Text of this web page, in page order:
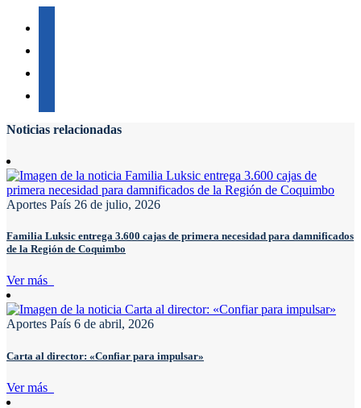
Noticias relacionadas
Aportes País 26 de julio, 2026
Familia Luksic entrega 3.600 cajas de primera necesidad para damnificados
de la Región de Coquimbo
Ver más
Aportes País 6 de abril, 2026
Carta al director: «Confiar para impulsar»
Ver más